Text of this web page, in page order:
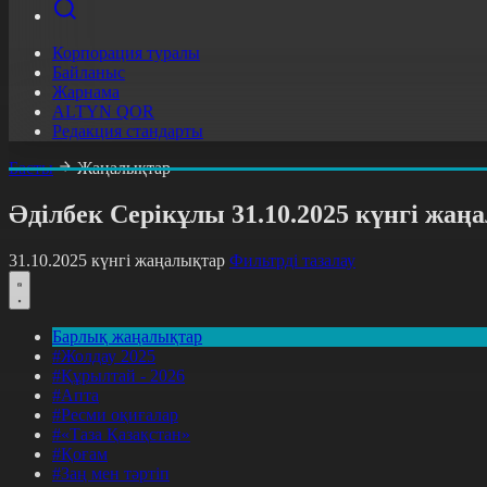
Корпорация туралы
Байланыс
Жарнама
ALTYN QOR
Редакция стандарты
Басты
Жаңалықтар
Әділбек Серікұлы 31.10.2025 күнгі
31.10.2025 күнгі жаңалықтар Фильтрді тазалау
Барлық жаңалықтар
#Жолдау 2025
#Құрылтай - 2026
#Апта
#Ресми оқиғалар
#«Таза Қазақстан»
#Қоғам
#Заң мен тәртіп